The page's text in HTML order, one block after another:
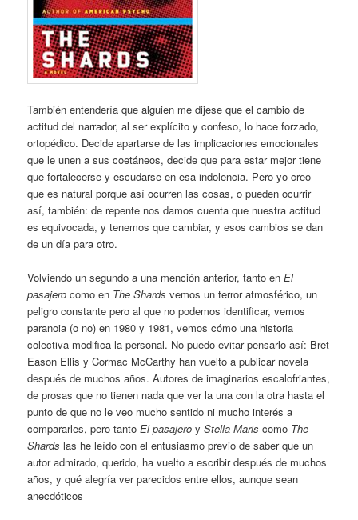
También entendería que alguien me dijese que el cambio de
actitud del narrador, al ser explícito y confeso, lo hace forzado,
ortopédico. Decide apartarse de las implicaciones emocionales
que le unen a sus coetáneos, decide que para estar mejor tiene
que fortalecerse y escudarse en esa indolencia. Pero yo creo
que es natural porque así ocurren las cosas, o pueden ocurrir
así, también: de repente nos damos cuenta que nuestra actitud
es equivocada, y tenemos que cambiar, y esos cambios se dan
de un día para otro.
Volviendo un segundo a una mención anterior, tanto enEl
pasajero como en The Shards vemos un terror atmosférico, un
peligro constante pero al que no podemos identificar, vemos
paranoia (o no) en 1980 y 1981, vemos cómo una historia
colectiva modifica la personal. No puedo evitar pensarlo así: Bret
Eason Ellis y Cormac McCarthy han vuelto a publicar novela
después de muchos años. Autores de imaginarios escalofriantes,
de prosas que no tienen nada que ver la una con la otra hasta el
punto de que no le veo mucho sentido ni mucho interés a
compararles, pero tantoEl pasajero yStella Maris como The
Shards las he leído con el entusiasmo previo de saber que un
autor admirado, querido, ha vuelto a escribir después de muchos
años, y qué alegría ver parecidos entre ellos, aunque sean
anecdóticos